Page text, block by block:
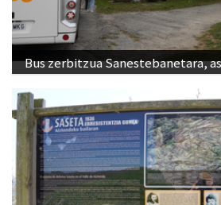
Bus zerbitzua Sanestebanetara,